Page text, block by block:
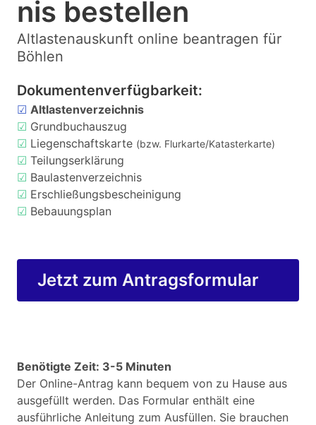
nis bestellen
Altlastenauskunft online beantragen für
Böhlen
Dokumentenverfügbarkeit:
☑ Altlastenverzeichnis
☑ Grundbuchauszug
☑ Liegenschaftskarte (bzw. Flurkarte/Katasterkarte)
☑ Teilungserklärung
☑ Baulastenverzeichnis
☑ Erschließungsbescheinigung
☑ Bebauungsplan
Jetzt zum Antragsformular
Benötigte Zeit: 3-5 Minuten
Der Online-Antrag kann bequem von zu Hause aus
ausgefüllt werden. Das Formular enthält eine
ausführliche Anleitung zum Ausfüllen. Sie brauchen